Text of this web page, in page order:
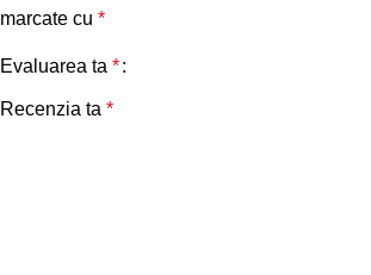
marcate cu *
Evaluarea ta *
Recenzia ta *